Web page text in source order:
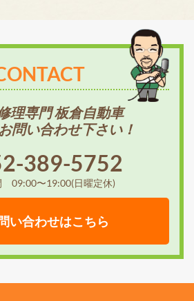
理専門 板倉自動車
問い合わせ下さい！
389-5752
09:00〜19:00(日曜定休)
い合わせはこちら